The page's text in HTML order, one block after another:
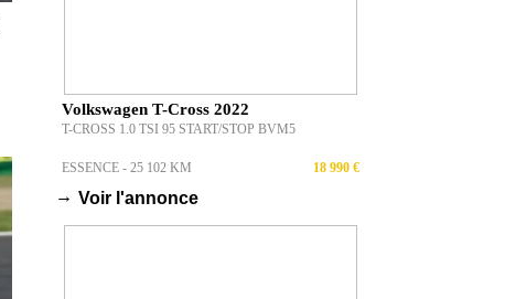
Volkswagen T-Cross 2022
T-CROSS 1.0 TSI 95 START/STOP BVM5
ESSENCE - 25 102 KM 18 990 €
→ Voir l'annonce